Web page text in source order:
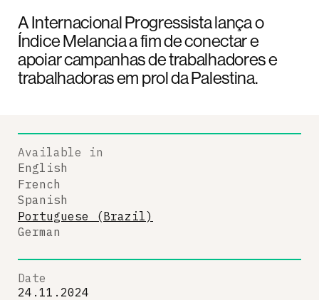
A Internacional Progressista lança o
Índice Melancia a fim de conectar e
apoiar campanhas de trabalhadores e
trabalhadoras em prol da Palestina.
Available in
English
French
Spanish
Portuguese (Brazil)
German
Date
24.11.2024